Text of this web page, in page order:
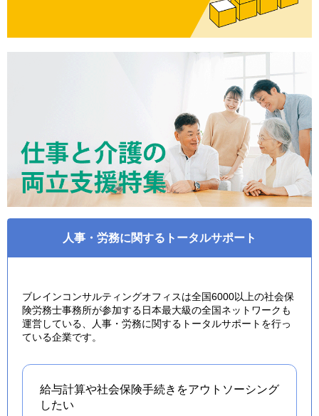
人事・労務に関するトータルサポート
ブレインコンサルティングオフィスは全国6000以上の社会保
険労務士事務所が参加する日本最大級の全国ネットワークも
運営している、人事・労務に関するトータルサポートを行っ
ている企業です。
給与計算や社会保険手続きをアウトソーシング
したい